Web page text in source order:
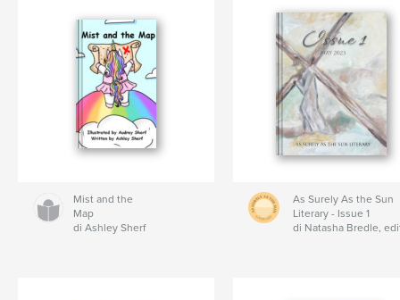
Mist and the
Map
di Ashley Sherf
As Surely As the Sun
Literary - Issue 1
di Natasha Bredle,